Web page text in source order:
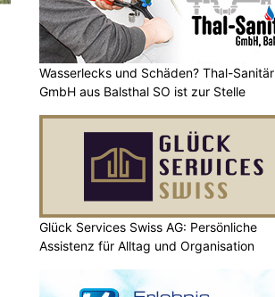
Wasserlecks und Schäden? Thal-Sanitär
GmbH aus Balsthal SO ist zur Stelle
Glück Services Swiss AG: Persönliche
Assistenz für Alltag und Organisation